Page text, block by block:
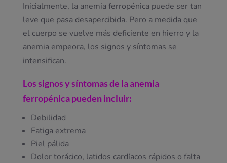
Inicialmente, la anemia ferropénica puede ser tan
leve que pasa desapercibida. Pero a medida que
el cuerpo se vuelve más deficiente en hierro y la
anemia empeora, los signos y síntomas se
intensifican.
Los signos y síntomas de la anemia
ferropénica pueden incluir:
Debilidad
Fatiga extrema
Piel pálida
Dolor torácico, latidos cardíacos rápidos o falta